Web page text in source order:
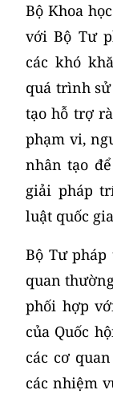
Bộ Khoa
với Bộ Tư
các khó
quá trình
tạo hỗ trợ
phạm vi,
nhân tạo
giải pháp
luật quốc
Bộ Tư
quan
phối hợp
của Quốc
các cơ
các nhiệm